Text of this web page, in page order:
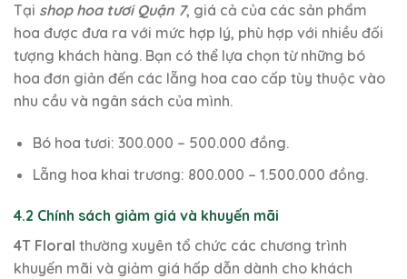
Tại shop hoa tươi Quận 7, giá cả của các sản phẩm
hoa được đưa ra với mức hợp lý, phù hợp với nhiều đối
tượng khách hàng. Bạn có thể lựa chọn từ những bó
hoa đơn giản đến các lẵng hoa cao cấp tùy thuộc vào
nhu cầu và ngân sách của mình.
Bó hoa tươi: 300.000 – 500.000 đồng.
Lẵng hoa khai trương: 800.000 – 1.500.000 đồng.
4.2 Chính sách giảm giá và khuyến mãi
4T Floral thường xuyên tổ chức các chương trình
khuyến mãi và giảm giá hấp dẫn dành cho khách